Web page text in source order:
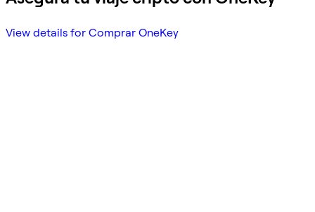
View details for Comprar OneKey